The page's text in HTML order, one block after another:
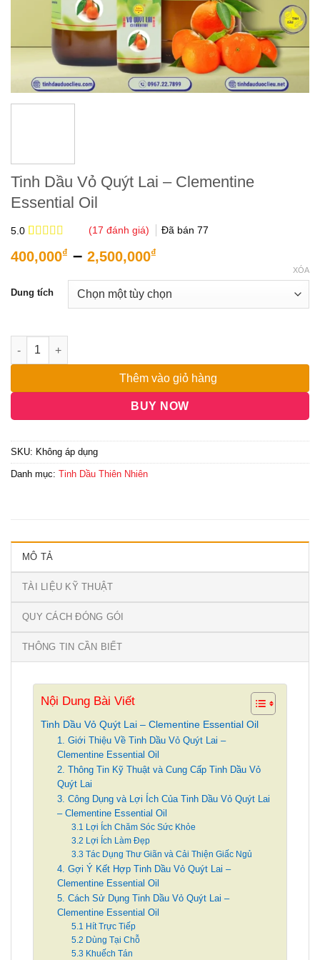
Tinh Dầu Vỏ Quýt Lai – Clementine
Essential Oil
5.0
trên 5
dựa trên
(17 đánh giá) Đã bán 77
400,000₫ – 2,500,000₫
từ
400,000₫
Dung tích
XÓA
Thêm vào giỏ hàng
BUY NOW
SKU: Không áp dụng
Danh mục: Tinh Dầu Thiên Nhiên
MÔ TẢ
TÀI LIỆU KỸ THUẬT
QUY CÁCH ĐÓNG GÓI
THÔNG TIN CẦN BIẾT
Nội Dung Bài Viết
Tinh Dầu Vỏ Quýt Lai – Clementine Essential Oil
1. Giới Thiệu Về Tinh Dầu Vỏ Quýt Lai –
Clementine Essential Oil
2. Thông Tin Kỹ Thuật và Cung Cấp Tinh Dầu Vỏ
Quýt Lai
3. Công Dụng và Lợi Ích Của Tinh Dầu Vỏ Quýt Lai
– Clementine Essential Oil
3.1 Lợi Ích Chăm Sóc Sức Khỏe
3.2 Lợi Ích Làm Đẹp
3.3 Tác Dụng Thư Giãn và Cải Thiện Giấc Ngủ
4. Gợi Ý Kết Hợp Tinh Dầu Vỏ Quýt Lai –
Clementine Essential Oil
5. Cách Sử Dụng Tinh Dầu Vỏ Quýt Lai –
Clementine Essential Oil
5.1 Hít Trực Tiếp
5.2 Dùng Tại Chỗ
5.3 Khuếch Tán